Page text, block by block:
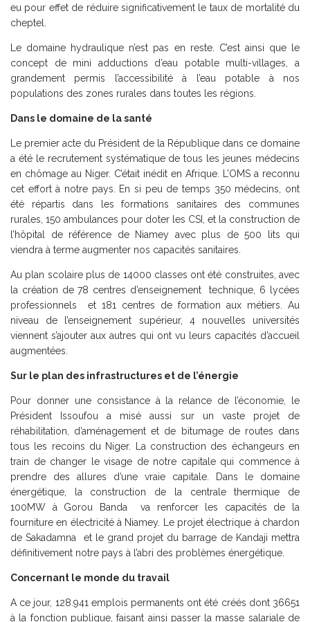
eu pour effet de réduire significativement le taux de mortalité du
cheptel.
Le domaine hydraulique n’est pas en reste. C’est ainsi que le
concept de mini adductions d’eau potable multi-villages, a
grandement permis l’accessibilité à l’eau potable à nos
populations des zones rurales dans toutes les régions.
Dans le domaine de la santé
Le premier acte du Président de la République dans ce domaine
a été le recrutement systématique de tous les jeunes médecins
en chômage au Niger. C’était inédit en Afrique. L’OMS a reconnu
cet effort à notre pays. En si peu de temps 350 médecins, ont
été répartis dans les formations sanitaires des communes
rurales, 150 ambulances pour doter les CSI, et la construction de
l’hôpital de référence de Niamey avec plus de 500 lits qui
viendra à terme augmenter nos capacités sanitaires.
Au plan scolaire plus de 14000 classes ont été construites, avec
la création de 78 centres d’enseignement technique, 6 lycées
professionnels et 181 centres de formation aux métiers. Au
niveau de l’enseignement supérieur, 4 nouvelles universités
viennent s’ajouter aux autres qui ont vu leurs capacités d’accueil
augmentées.
Sur le plan des infrastructures et de l’énergie
Pour donner une consistance à la relance de l’économie, le
Président Issoufou a misé aussi sur un vaste projet de
réhabilitation, d’aménagement et de bitumage de routes dans
tous les recoins du Niger. La construction des échangeurs en
train de changer le visage de notre capitale qui commence à
prendre des allures d’une vraie capitale. Dans le domaine
énergétique, la construction de la centrale thermique de
100MW à Gorou Banda va renforcer les capacités de la
fourniture en électricité à Niamey. Le projet électrique à chardon
de Sakadamna et le grand projet du barrage de Kandaji mettra
définitivement notre pays à l’abri des problèmes énergétique.
Concernant le monde du travail
A ce jour, 128.941 emplois permanents ont été créés dont 36651
à la fonction publique, faisant ainsi passer la masse salariale de